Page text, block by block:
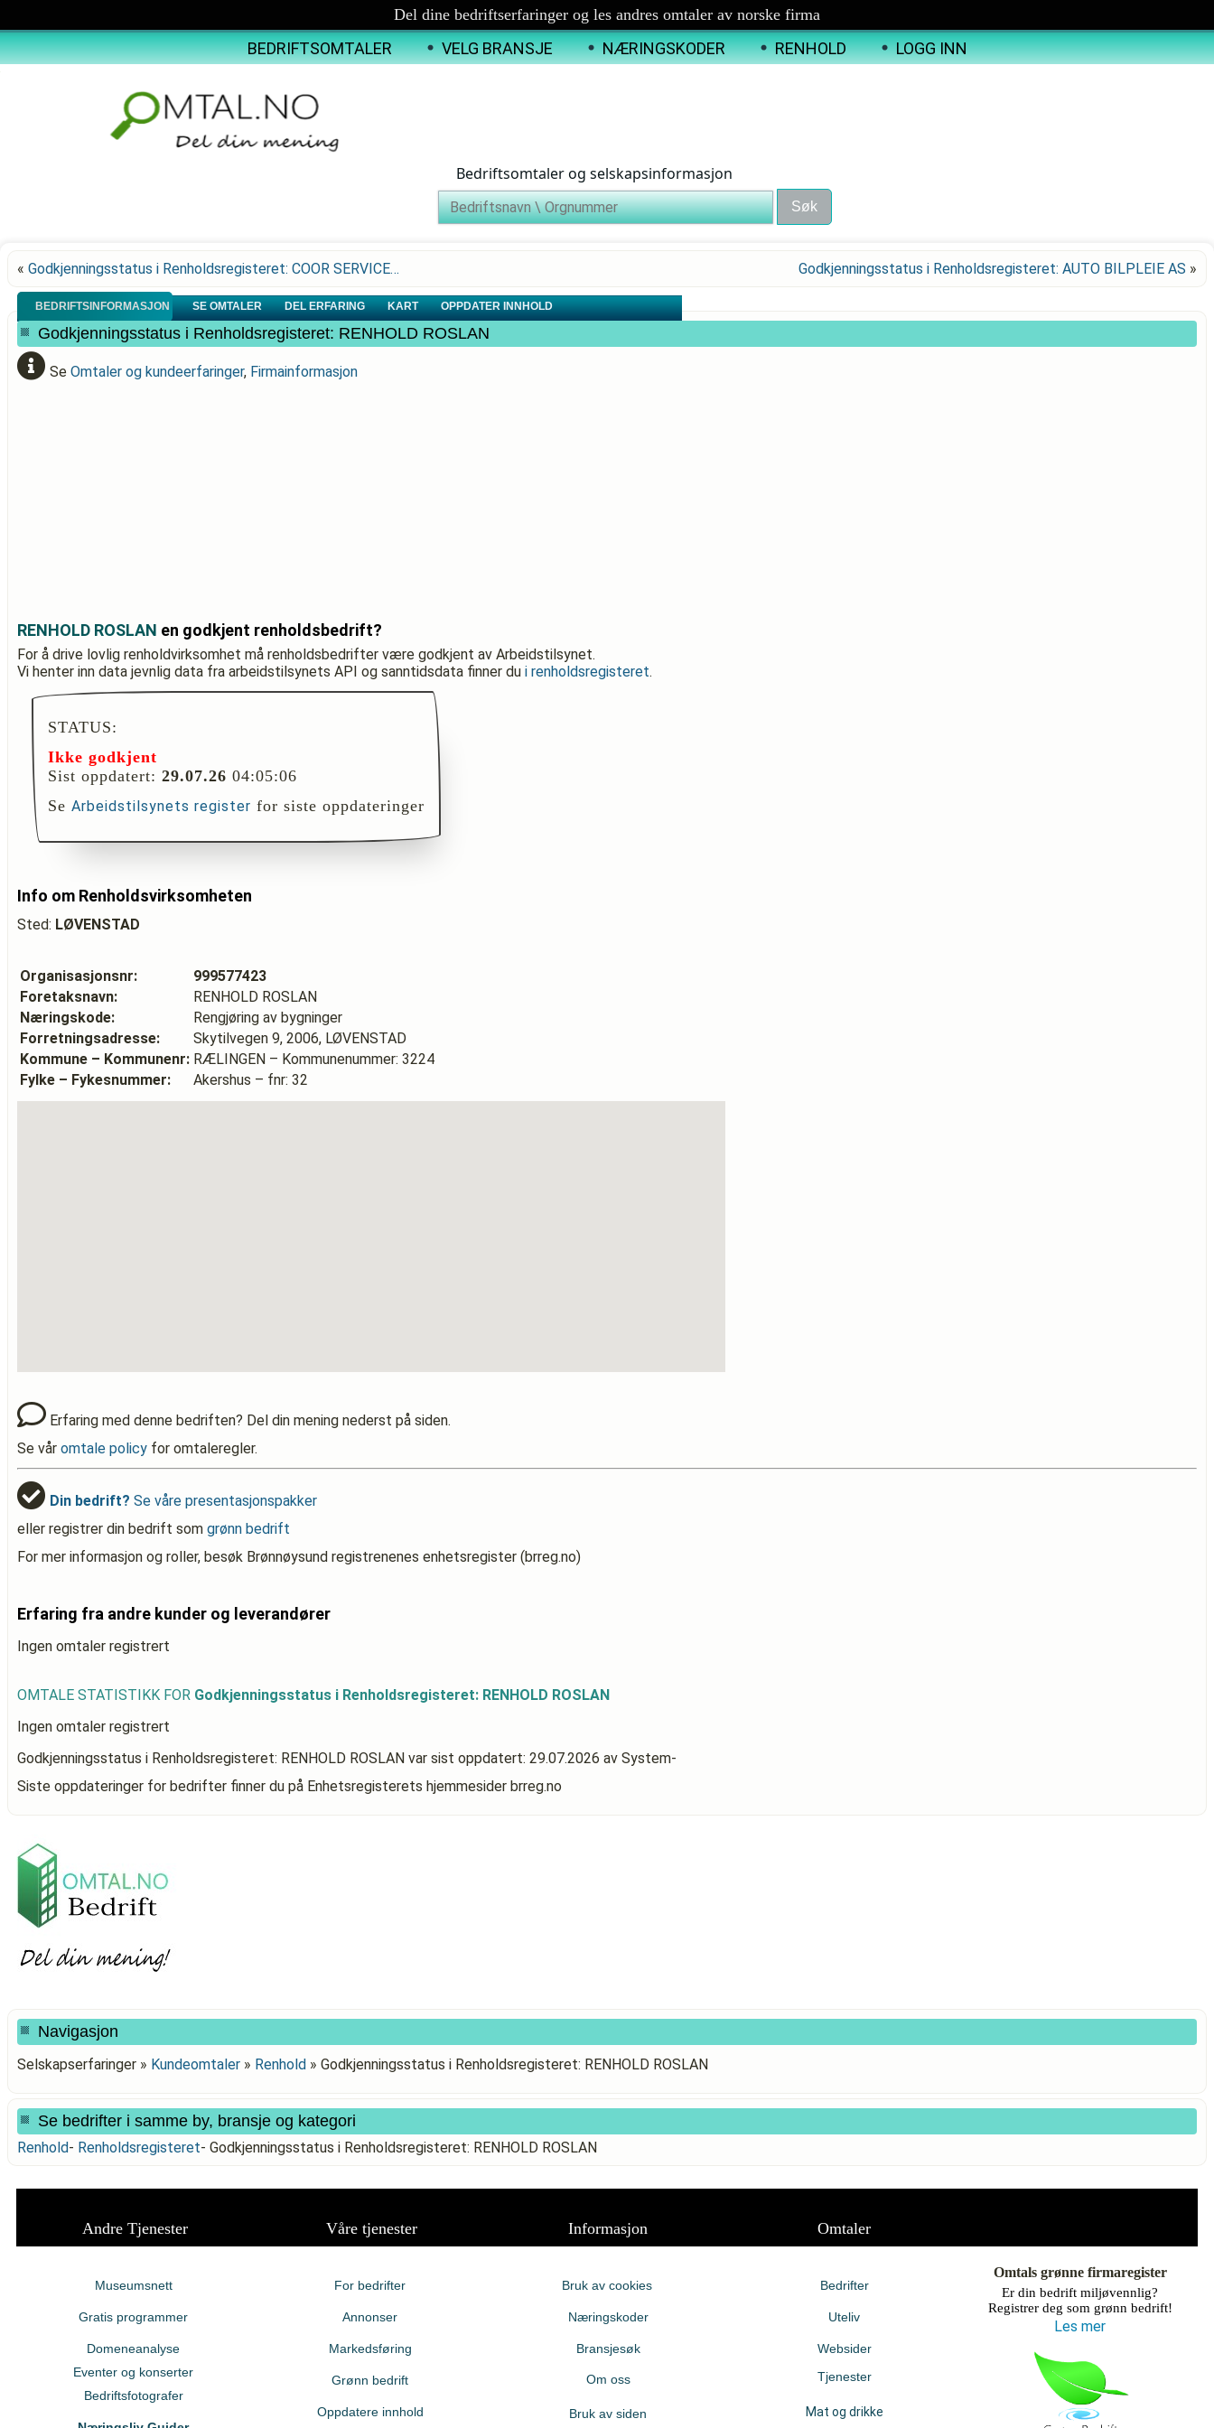
Del dine bedriftserfaringer og les andres omtaler av norske firma
BEDRIFTSOMTALER VELG BRANSJE NÆRINGSKODER RENHOLD LOGG INN
Bedriftsomtaler og selskapsinformasjon
« Godkjenningsstatus i Renholdsregisteret: COOR SERVICE… Godkjenningsstatus i Renholdsregisteret: AUTO BILPLEIE AS »
BEDRIFTSINFORMASJON SE OMTALER DEL ERFARING KART OPPDATER INNHOLD
Godkjenningsstatus i Renholdsregisteret: RENHOLD ROSLAN
Se Omtaler og kundeerfaringer, Firmainformasjon
RENHOLD ROSLAN en godkjent renholdsbedrift?
For å drive lovlig renholdvirksomhet må renholdsbedrifter være godkjent av Arbeidstilsynet.
Vi henter inn data jevnlig data fra arbeidstilsynets API og sanntidsdata finner du i renholdsregisteret.
STATUS:
Ikke godkjent
Sist oppdatert: 29.07.26 04:05:06
Se Arbeidstilsynets register for siste oppdateringer
Info om Renholdsvirksomheten
Sted: LØVENSTAD
Organisasjonsnr:
999577423
Foretaksnavn:
RENHOLD ROSLAN
Næringskode:
Rengjøring av bygninger
Forretningsadresse:
Skytilvegen 9, 2006, LØVENSTAD
Kommune – Kommunenr: RÆLINGEN – Kommunenummer: 3224
Fylke – Fykesnummer:
Akershus – fnr: 32
Erfaring med denne bedriften? Del din mening nederst på siden.
Se vår omtale policy for omtaleregler.
Din bedrift? Se våre presentasjonspakker
eller registrer din bedrift som grønn bedrift
For mer informasjon og roller, besøk Brønnøysund registrenenes enhetsregister (brreg.no)
Erfaring fra andre kunder og leverandører
Ingen omtaler registrert
OMTALE STATISTIKK FOR Godkjenningsstatus i Renholdsregisteret: RENHOLD ROSLAN
Ingen omtaler registrert
Godkjenningsstatus i Renholdsregisteret: RENHOLD ROSLAN var sist oppdatert: 29.07.2026 av System-
Siste oppdateringer for bedrifter finner du på Enhetsregisterets hjemmesider brreg.no
Navigasjon
Selskapserfaringer » Kundeomtaler » Renhold » Godkjenningsstatus i Renholdsregisteret: RENHOLD ROSLAN
Se bedrifter i samme by, bransje og kategori
Renhold- Renholdsregisteret- Godkjenningsstatus i Renholdsregisteret: RENHOLD ROSLAN
Andre Tjenester Våre tjenester Informasjon Omtaler
Museumsnett
Gratis programmer
Domeneanalyse
Eventer og konserter
Bedriftsfotografer
For bedrifter
Annonser
Markedsføring
Grønn bedrift
Oppdatere innhold
Bruk av cookies
Næringskoder
Bransjesøk
Om oss
Bruk av siden
Bedrifter
Uteliv
Websider
Tjenester
Mat og drikke
Omtals grønne firmaregister
Er din bedrift miljøvennlig?
Registrer deg som grønn bedrift!
Les mer